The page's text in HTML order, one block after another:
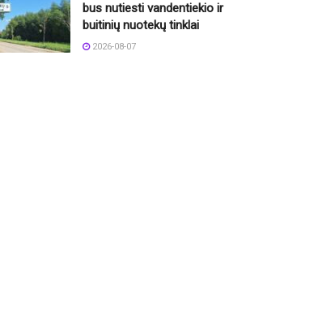
bus nutiesti vandentiekio ir
buitinių nuotekų tinklai
2026-08-07